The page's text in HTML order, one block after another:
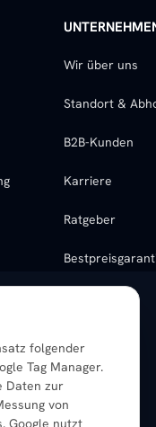
folgender
Tag Manager.
Daten zur
von
Google nutzt
Wir über uns
Standort &
B2B-Kunden
Karriere
Ratgeber